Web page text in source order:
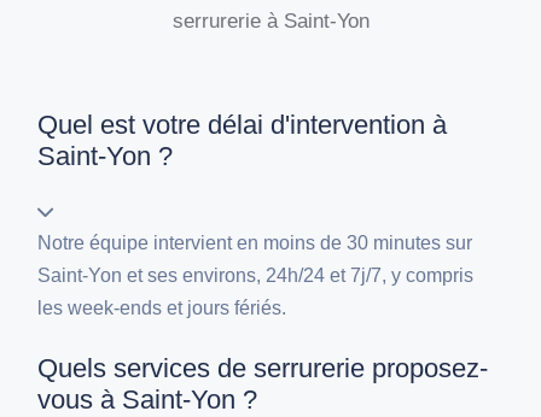
serrurerie à Saint-Yon
Quel est votre délai d'intervention à
Saint-Yon ?
Notre équipe intervient en moins de 30 minutes sur
Saint-Yon et ses environs, 24h/24 et 7j/7, y compris
les week-ends et jours fériés.
Quels services de serrurerie proposez-
vous à Saint-Yon ?